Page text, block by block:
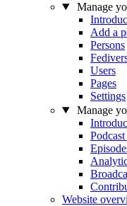
Manage
Add a
Persons
Users
Pages
Settings
Manage
Website